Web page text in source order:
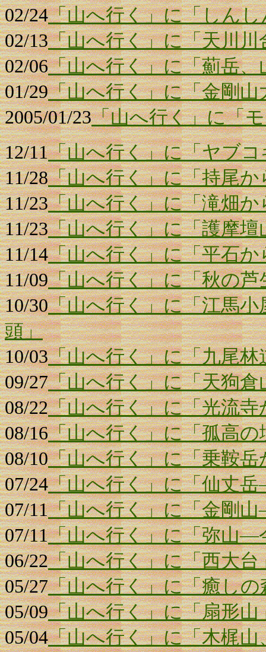
02/24「山へ行く」に「しん
02/13「山へ行く」に「天川
02/06「山へ行く」に「薊岳
01/29「山へ行く」に「金剛山
2005/01/23「山へ行く」に「
12/11「山へ行く」に「ヤブ
11/28「山へ行く」に「持尾か
11/23「山へ行く」に「滝畑
11/23「山へ行く」に「護摩
11/14「山へ行く」に「平石
11/09「山へ行く」に「秋の
10/30「山へ行く」に「江馬
頭」
10/03「山へ行く」に「九尾
09/27「山へ行く」に「天狗倉
08/22「山へ行く」に「光流
08/16「山へ行く」に「孤高の
08/10「山へ行く」に「乗鞍
07/24「山へ行く」に「仙丈
07/11「山へ行く」に「金剛
07/11「山へ行く」に「弥山―
06/22「山へ行く」に「西大台
05/27「山へ行く」に「癒し
05/09「山へ行く」に「扇形山
05/04「山へ行く」に「木梶